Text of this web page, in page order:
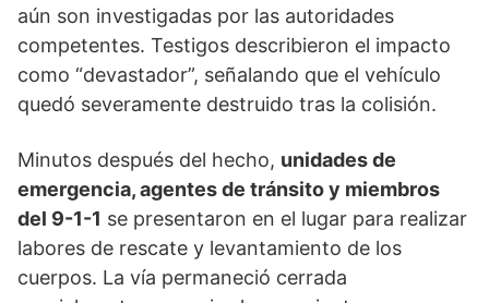
aún son investigadas por las autoridades
competentes. Testigos describieron el impacto
como “devastador”, señalando que el vehículo
quedó severamente destruido tras la colisión.
Minutos después del hecho, unidades de
emergencia, agentes de tránsito y miembros
del 9-1-1 se presentaron en el lugar para realizar
labores de rescate y levantamiento de los
cuerpos. La vía permaneció cerrada